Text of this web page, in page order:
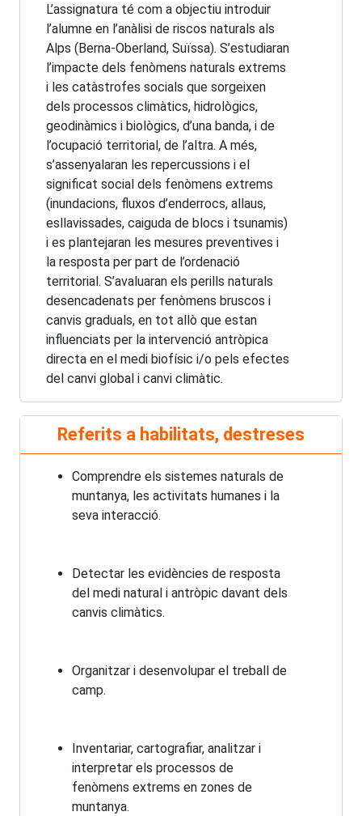
L’assignatura té com a objectiu introduir
l’alumne en l’anàlisi de riscos naturals als
Alps (Berna-Oberland, Suïssa). S’estudiaran
l’impacte dels fenòmens naturals extrems
i les catàstrofes socials que sorgeixen
dels processos climàtics, hidrològics,
geodinàmics i biològics, d’una banda, i de
l’ocupació territorial, de l’altra. A més,
s’assenyalaran les repercussions i el
significat social dels fenòmens extrems
(inundacions, fluxos d’enderrocs, allaus,
esllavissades, caiguda de blocs i tsunamis)
i es plantejaran les mesures preventives i
la resposta per part de l’ordenació
territorial. S’avaluaran els perills naturals
desencadenats per fenòmens bruscos i
canvis graduals, en tot allò que estan
influenciats per la intervenció antròpica
directa en el medi biofísic i/o pels efectes
del canvi global i canvi climàtic.
Referits a habilitats, destreses
Comprendre els sistemes naturals de
muntanya, les activitats humanes i la
seva interacció.
Detectar les evidències de resposta
del medi natural i antròpic davant dels
canvis climàtics.
Organitzar i desenvolupar el treball de
camp.
Inventariar, cartografiar, analitzar i
interpretar els processos de
fenòmens extrems en zones de
muntanya.